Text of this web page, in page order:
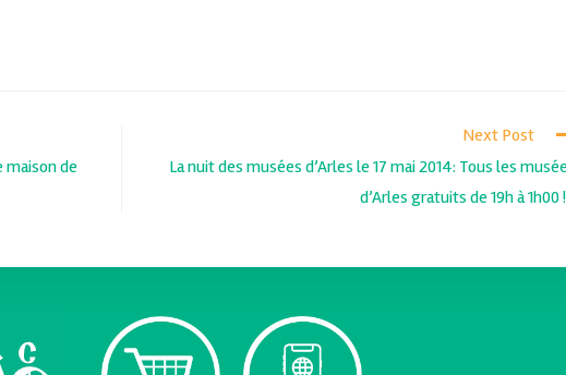
maison de
Next Post
La nuit des musées d’Arles le 17 mai 2014: Tous les
d’Arles gratuits de 19h à 1h00